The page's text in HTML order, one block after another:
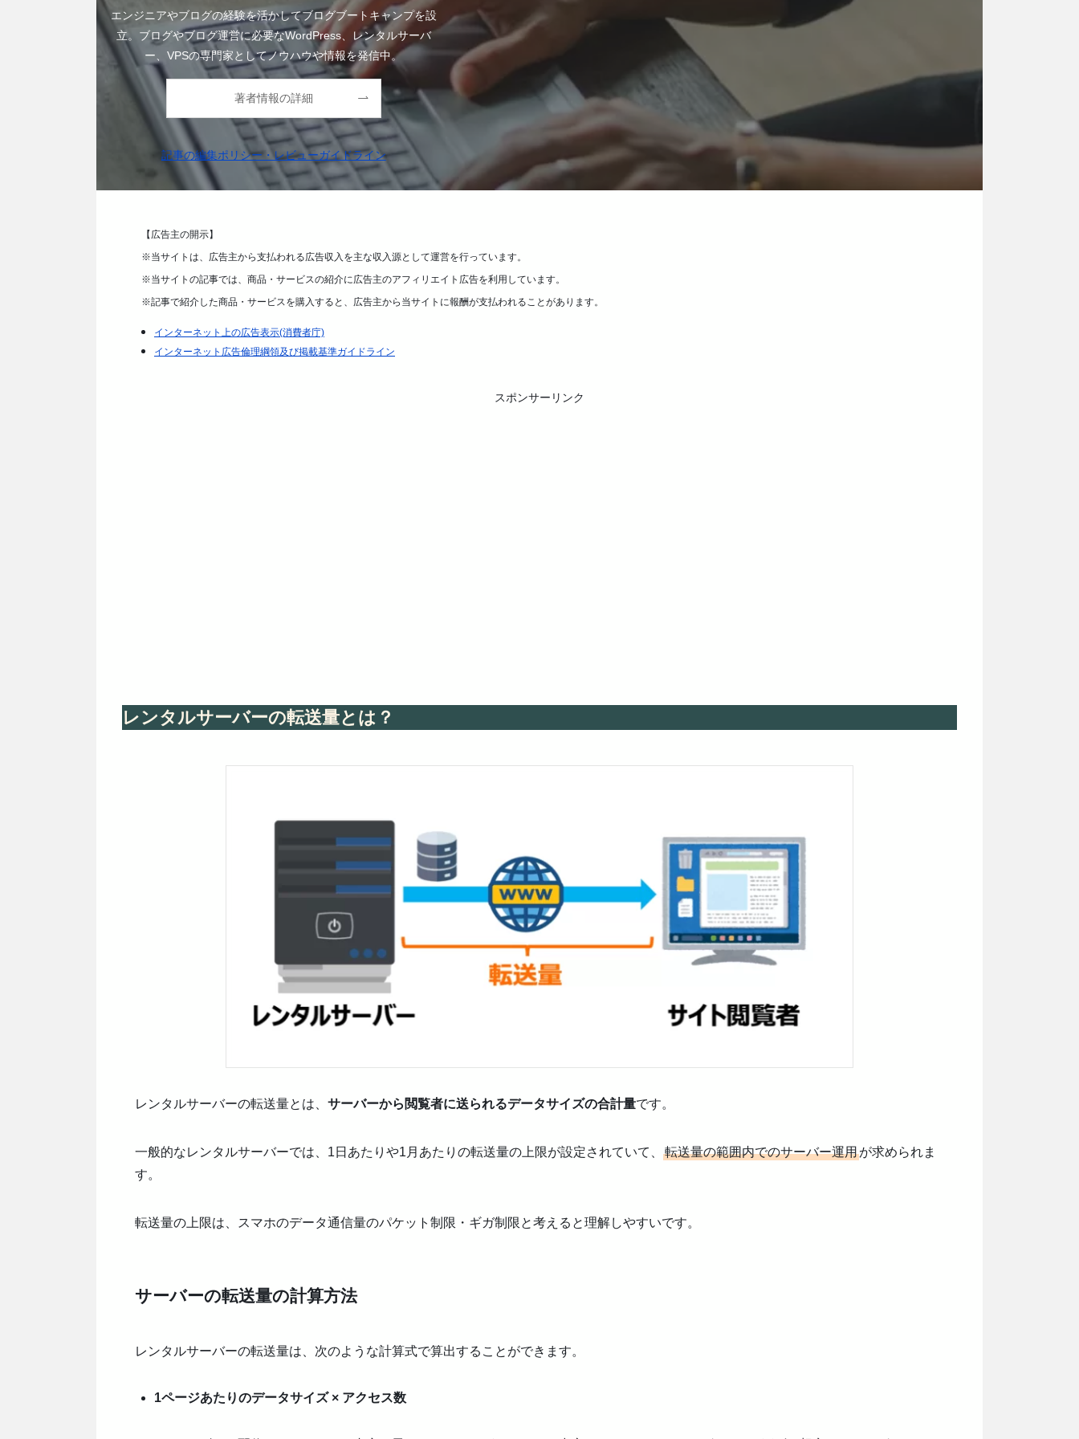
エンジニアやブログの経験を活かしてブログブートキャンプを設
立。ブログやブログ運営に必要なWordPress、レンタルサーバ
ー、VPSの専門家としてノウハウや情報を発信中。
著者情報の詳細
記事の編集ポリシー・レビューガイドライン
【広告主の開示】
※当サイトは、広告主から支払われる広告収入を主な収入源として運営を行っています。
※当サイトの記事では、商品・サービスの紹介に広告主のアフィリエイト広告を利用しています。
※記事で紹介した商品・サービスを購入すると、広告主から当サイトに報酬が支払われることがあります。
インターネット上の広告表示(消費者庁)
インターネット広告倫理綱領及び掲載基準ガイドライン
スポンサーリンク
レンタルサーバーの転送量とは？
レンタルサーバーの転送量とは、 サーバーから閲覧者に送られるデータサイズの合計量です。
一般的なレンタルサーバーでは、1日あたりや1月あたりの転送量の上限が設定されていて、 転送量の範囲内でのサーバー運用が求められま
す。
転送量の上限は、スマホのデータ通信量のパケット制限・ギガ制限と考えると理解しやすいです。
サーバーの転送量の計算方法
レンタルサーバーの転送量は、次のような計算式で算出することができます。
1ページあたりのデータサイズ × アクセス数